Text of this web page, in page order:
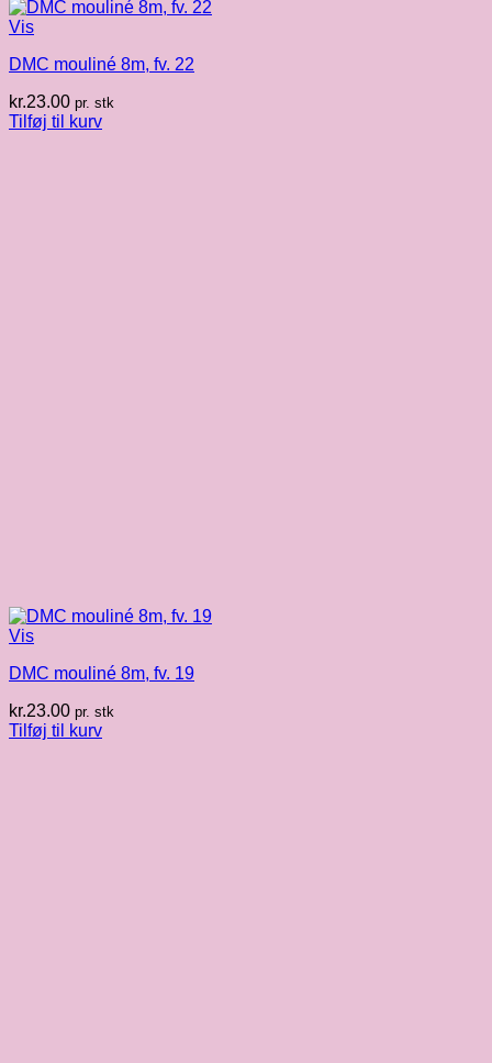
Vis
DMC mouliné 8m, fv. 22
kr.23.00 pr. stk
Tilføj til kurv
Vis
DMC mouliné 8m, fv. 19
kr.23.00 pr. stk
Tilføj til kurv